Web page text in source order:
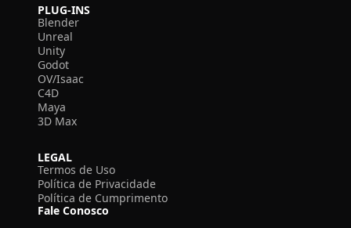
PLUG-INS
Blender
Unreal
Unity
Godot
OV/Isaac
C4D
Maya
3D Max
LEGAL
Termos de Uso
Política de Privacidade
Política de Cumprimento
Fale Conosco